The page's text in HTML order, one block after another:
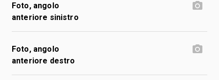
Foto, angolo
anteriore sinistro
Foto, angolo
anteriore destro